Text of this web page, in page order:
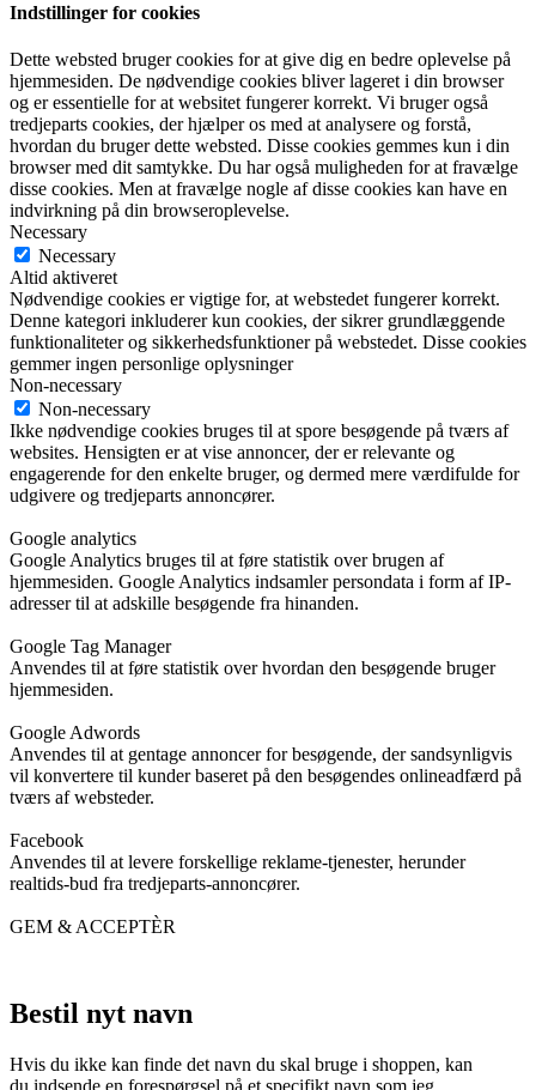
Indstillinger for cookies
Dette websted bruger cookies for at give dig en bedre oplevelse på
hjemmesiden. De nødvendige cookies bliver lageret i din browser
og er essentielle for at websitet fungerer korrekt. Vi bruger også
tredjeparts cookies, der hjælper os med at analysere og forstå,
hvordan du bruger dette websted. Disse cookies gemmes kun i din
browser med dit samtykke. Du har også muligheden for at fravælge
disse cookies. Men at fravælge nogle af disse cookies kan have en
indvirkning på din browseroplevelse.
Necessary
Necessary
Altid aktiveret
Nødvendige cookies er vigtige for, at webstedet fungerer korrekt.
Denne kategori inkluderer kun cookies, der sikrer grundlæggende
funktionaliteter og sikkerhedsfunktioner på webstedet. Disse cookies
gemmer ingen personlige oplysninger
Non-necessary
Non-necessary
Ikke nødvendige cookies bruges til at spore besøgende på tværs af
websites. Hensigten er at vise annoncer, der er relevante og
engagerende for den enkelte bruger, og dermed mere værdifulde for
udgivere og tredjeparts annoncører.
Google analytics
Google Analytics bruges til at føre statistik over brugen af
hjemmesiden. Google Analytics indsamler persondata i form af IP-
adresser til at adskille besøgende fra hinanden.
Google Tag Manager
Anvendes til at føre statistik over hvordan den besøgende bruger
hjemmesiden.
Google Adwords
Anvendes til at gentage annoncer for besøgende, der sandsynligvis
vil konvertere til kunder baseret på den besøgendes onlineadfærd på
tværs af websteder.
Facebook
Anvendes til at levere forskellige reklame-tjenester, herunder
realtids-bud fra tredjeparts-annoncører.
GEM & ACCEPTÈR
Bestil nyt navn
Hvis du ikke kan finde det navn du skal bruge i shoppen, kan
du indsende en forespørgsel på et specifikt navn som jeg